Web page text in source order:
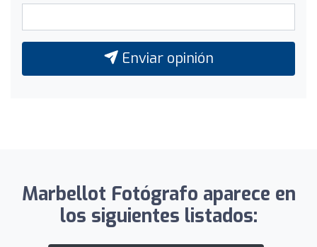
Enviar opinión
Marbellot Fotógrafo aparece en
los siguientes listados: